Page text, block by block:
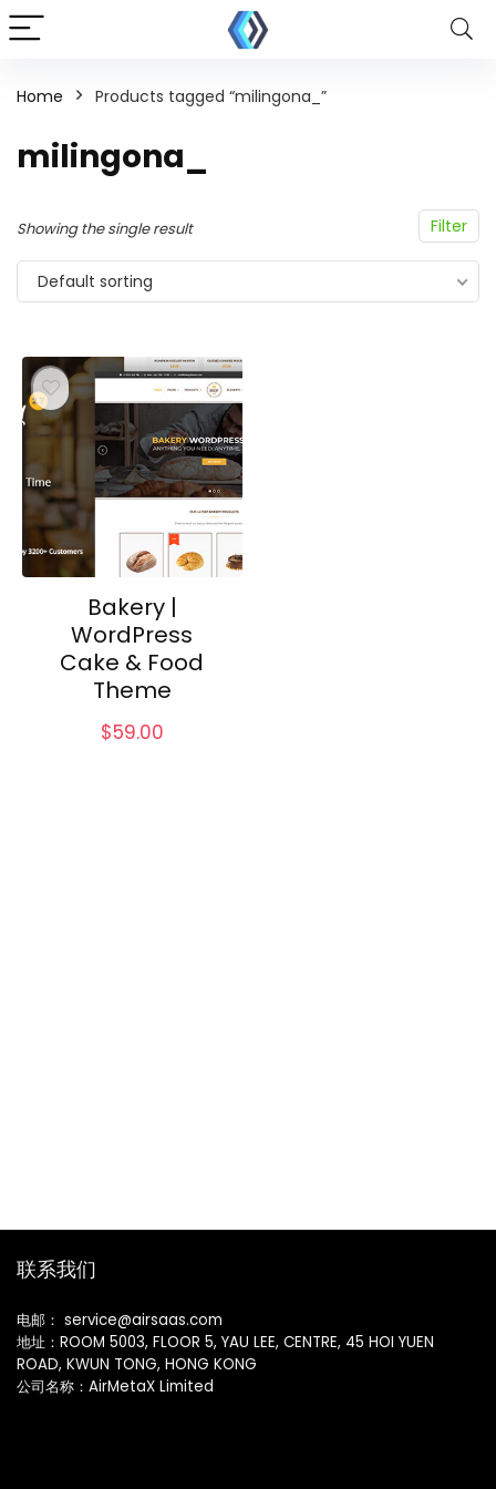
Home Products tagged “milingona_”
milingona_
Filter
Showing the single result
Default sorting
Bakery |
WordPress
Cake & Food
Theme
$59.00
联系我们
电邮： service@airsaas.com
地址：ROOM 5003, FLOOR 5, YAU LEE, CENTRE, 45 HOI YUEN
ROAD, KWUN TONG, HONG KONG
公司名称：AirMetaX Limited